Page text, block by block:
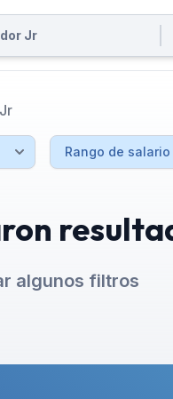
algunos filtros